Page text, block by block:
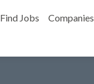
Find Jobs Companies